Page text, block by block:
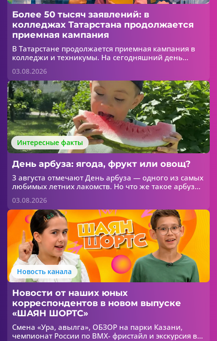
Более 50 тысяч заявлений: в
колледжах Татарстана продолжается
приемная кампания
В Татарстане продолжается приемная кампания в
колледжи и техникумы. На сегодняшний день
заявлений. Об этом сообщает МОиН РТ.
03.08.2026
Интересные факты
День арбуза: ягода, фрукт или овощ?
3 августа отмечают День арбуза — одного из самых
любимых летних лакомств. Но что же такое арбуз
03.08.2026
Новость канала
Новости от наших юных
корреспондентов в новом выпуске
«ШАЯН ШОРТС»
Смена «Ура, авылга», ОБЗОР на парки Казани,
чемпионат России по ВМХ- фристайл и экскурсия в